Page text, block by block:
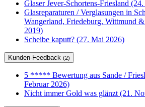
Glaser Jever-Schortens-Friesland
Glasreparaturen / Verglasungen in
Wangerland, Friedeburg, Wittmund
2019)
Scheibe kaputt? (27. Mai 2026)
Kunden-Feedback (2)
5 ***** Bewertung aus Sande /
Februar 2026)
Nicht immer Gold was glänzt (21.